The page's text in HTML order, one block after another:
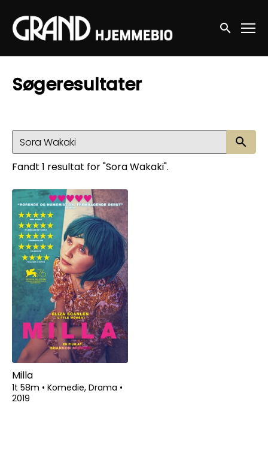
Accessibility Links
Søg nu
Søgeresultater
Fandt 1 resultat for "Sora Wakaki".
Milla
1t 58m • Komedie, Drama •
2019